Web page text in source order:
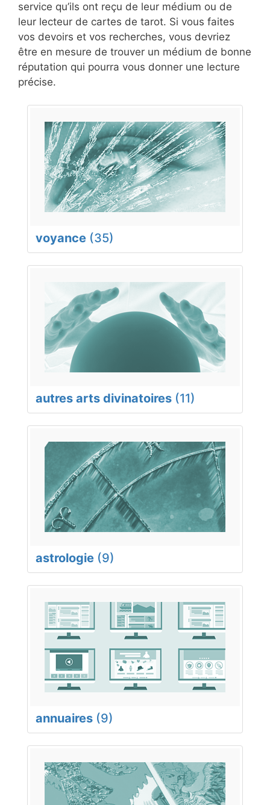
service qu’ils ont reçu de leur médium ou de
leur lecteur de cartes de tarot. Si vous faites
vos devoirs et vos recherches, vous devriez
être en mesure de trouver un médium de bonne
réputation qui pourra vous donner une lecture
précise.
voyance (35)
autres arts divinatoires (11)
astrologie (9)
annuaires (9)